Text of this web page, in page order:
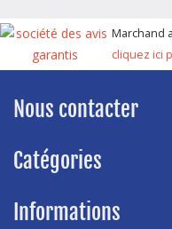
Marchand
cliquez ici
Nous contacter
Catégories
Informations